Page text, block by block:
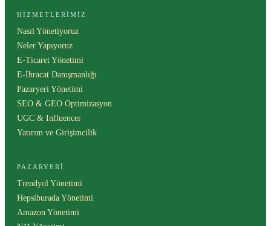
HIZMETLERIMIZ
Nasıl Yönetiyoruz
Neler Yapıyoruz
E-Ticaret Yönetimi
E-İhracat Danışmanlığı
Pazaryeri Yönetimi
SEO & GEO Optimizasyon
UGC & Influencer
Yatırım ve Girişimcilik
PAZARYERI
Trendyol Yönetimi
Hepsiburada Yönetimi
Amazon Yönetimi